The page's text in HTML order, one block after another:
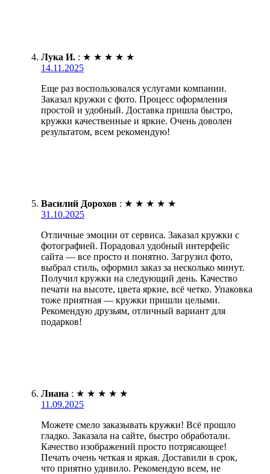
Лука И. : ★ ★ ★ ★ ★
14.11.2025
Еще раз воспользовался услугами компании.
Заказал кружки с фото. Процесс оформления
простой и удобный. Доставка пришла быстро,
кружки качественные и яркие. Очень доволен
результатом, всем рекомендую!
Василий Дорохов : ★ ★ ★ ★ ★
31.10.2025
Отличные эмоции от сервиса. Заказал кружки с
фотографией. Порадовал удобный интерфейс
сайта — все просто и понятно. Загрузил фото,
выбрал стиль, оформил заказ за несколько минут.
Получил кружки на следующий день. Качество
печати на высоте, цвета яркие, всё четко. Упаковка
тоже приятная — кружки пришли целыми.
Рекомендую друзьям, отличный вариант для
подарков!
Лиана : ★ ★ ★ ★ ★
11.09.2025
Можете смело заказывать кружки! Всё прошло
гладко. Заказала на сайте, быстро обработали.
Качество изображений просто потрясающее!
Печать очень четкая и яркая. Доставили в срок,
что приятно удивило. Рекомендую всем, не